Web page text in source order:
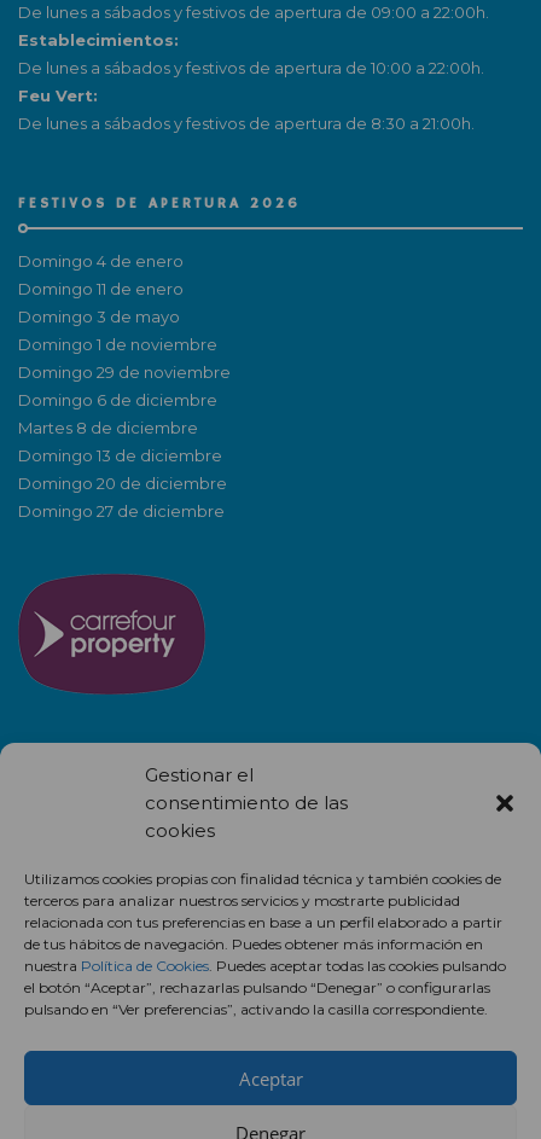
Gestionar el
consentimiento de las
cookies
Utilizamos cookies propias con finalidad técnica y también cookies de
terceros para analizar nuestros servicios y mostrarte publicidad
relacionada con tus preferencias en base a un perfil elaborado a partir
de tus hábitos de navegación. Puedes obtener más información en
nuestra Política de Cookies. Puedes aceptar todas las cookies pulsando
el botón “Aceptar”, rechazarlas pulsando “Denegar” o configurarlas
pulsando en “Ver preferencias”, activando la casilla correspondiente.
Aceptar
Denegar
De lunes a sábados y festivos de apertura de 09:00 a 22:00h.
Establecimientos:
De lunes a sábados y festivos de apertura de 10:00 a 22:00h.
Feu Vert:
De lunes a sábados y festivos de apertura de 8:30 a 21:00h.
FESTIVOS DE APERTURA 2026
Domingo 4 de enero
Domingo 11 de enero
Domingo 3 de mayo
Domingo 1 de noviembre
Domingo 29 de noviembre
Domingo 6 de diciembre
Martes 8 de diciembre
Domingo 13 de diciembre
Domingo 20 de diciembre
Domingo 27 de diciembre
Recibe en correo electrónico todas las novedades de nuestro
centro comercial.
Suscríbete